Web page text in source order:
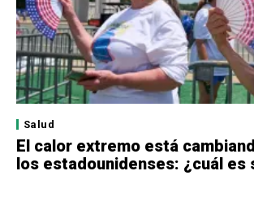
Salud
El calor extremo está
los estadounidenses: ¿cuál es